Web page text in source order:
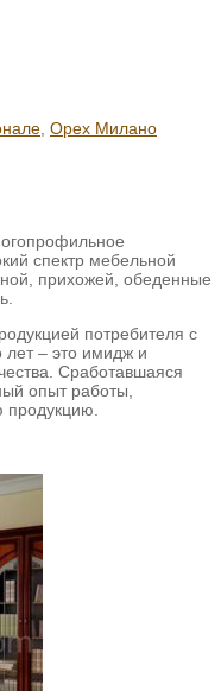
, Орех Милано
спектр мебельной
прихожей, обеденные
потребителя с
лет – это имидж и
Сработавшаяся
опыт работы,
продукцию.